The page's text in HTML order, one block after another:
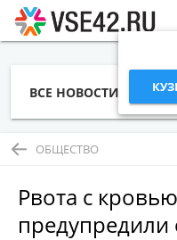
ВСЕ НОВОСТИ
ОБЩЕСТВО
Рвота с